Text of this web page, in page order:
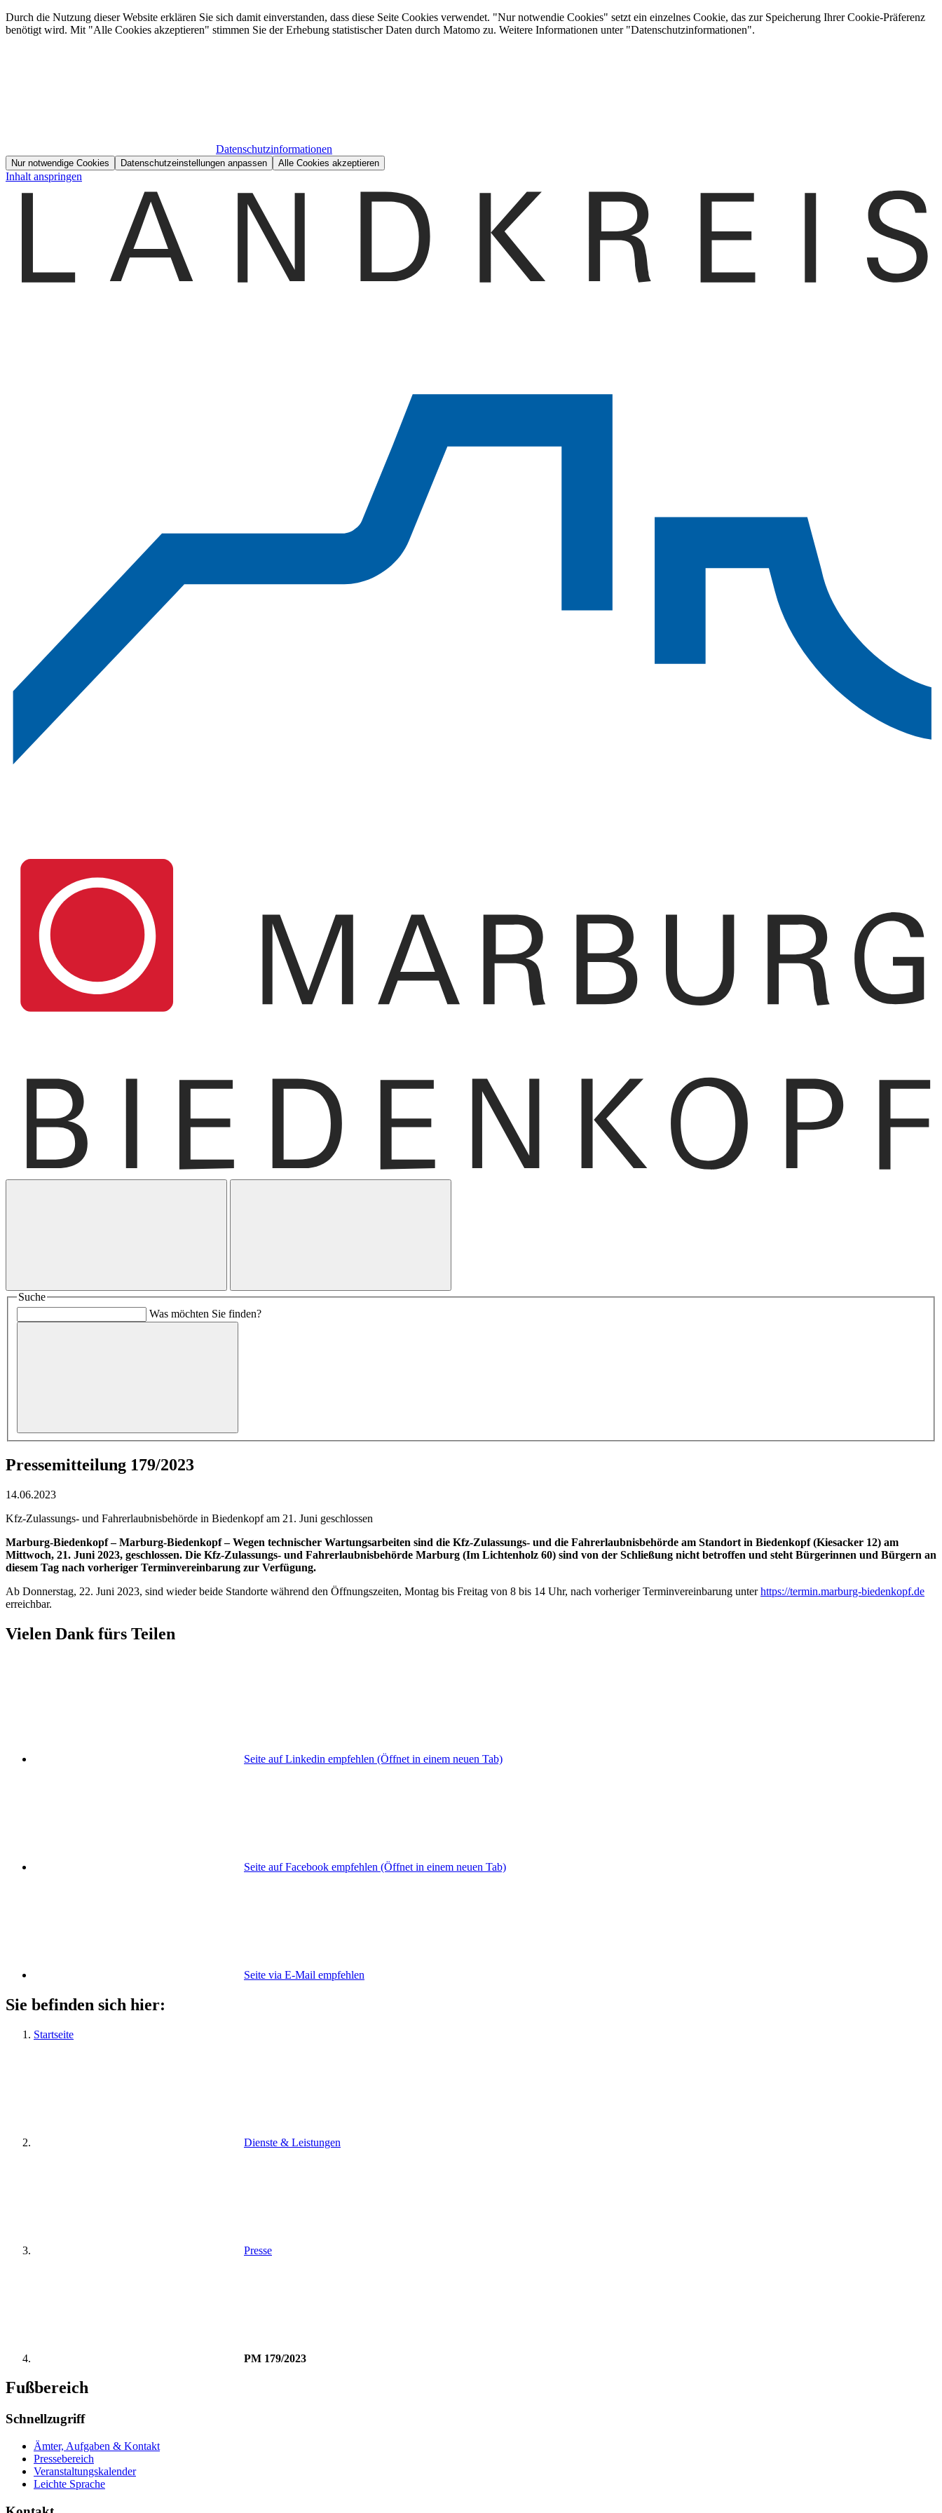
Durch die Nutzung dieser Website erklären Sie sich damit einverstanden, dass diese Seite Cookies verwendet. "Nur notwendie Cookies" setzt ein einzelnes Cookie, das zur Speicherung Ihrer Cookie-Präferenz
benötigt wird. Mit "Alle Cookies akzeptieren" stimmen Sie der Erhebung statistischer Daten durch Matomo zu. Weitere Informationen unter "Datenschutzinformationen".
Datenschutzinformationen
Nur notwendige Cookies Datenschutzeinstellungen anpassen Alle Cookies akzeptieren
Inhalt anspringen
Suche
Was möchten Sie finden?
Pressemitteilung 179/2023
14.06.2023
Kfz-Zulassungs- und Fahrerlaubnisbehörde in Biedenkopf am 21. Juni geschlossen
Marburg-Biedenkopf – Marburg-Biedenkopf – Wegen technischer Wartungsarbeiten sind die Kfz-Zulassungs- und die Fahrerlaubnisbehörde am Standort in Biedenkopf (Kiesacker 12) am
Mittwoch, 21. Juni 2023, geschlossen. Die Kfz-Zulassungs- und Fahrerlaubnisbehörde Marburg (Im Lichtenholz 60) sind von der Schließung nicht betroffen und steht Bürgerinnen und Bürgern an
diesem Tag nach vorheriger Terminvereinbarung zur Verfügung.
Ab Donnerstag, 22. Juni 2023, sind wieder beide Standorte während den Öffnungszeiten, Montag bis Freitag von 8 bis 14 Uhr, nach vorheriger Terminvereinbarung unterhttps://termin.marburg-biedenkopf.de
erreichbar.
Vielen Dank fürs Teilen
Seite auf Linkedin empfehlen (Öffnet in einem neuen Tab)
Seite auf Facebook empfehlen (Öffnet in einem neuen Tab)
Seite via E-Mail empfehlen
Sie befinden sich hier:
Startseite
Dienste & Leistungen
Presse
PM 179/2023
Fußbereich
Schnellzugriff
Ämter, Aufgaben & Kontakt
Pressebereich
Veranstaltungskalender
Leichte Sprache